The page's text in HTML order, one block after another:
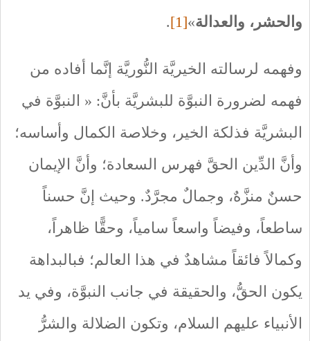
والحشر، والعدالة»
[1]
.
وفهمه لرسالته الخيريَّة النُّوريَّة إنَّما أفاده من
فهمه لضرورة النبوَّة للبشريَّة بأنَّ: « النبوَّة في
البشريَّة فذلكة الخير، وخلاصة الكمال وأساسه؛
وأنَّ الدِّين الحقَّ فهرس السعادة؛ وأنَّ الإيمان
حسنٌ منزَّهٌ، وجمالٌ مجرَّدٌ. وحيث إنَّ حسناً
ساطعاً، وفيضاً واسعاً سامياً، وحقًّا ظاهراً،
وكمالاً فائقاً مشاهدٌ في هذا العالم؛ فبالبداهة
يكون الحقُّ، والحقيقة في جانب النبوَّة، وفي يد
الأنبياء عليهم السلام، وتكون الضلالة والشرُّ